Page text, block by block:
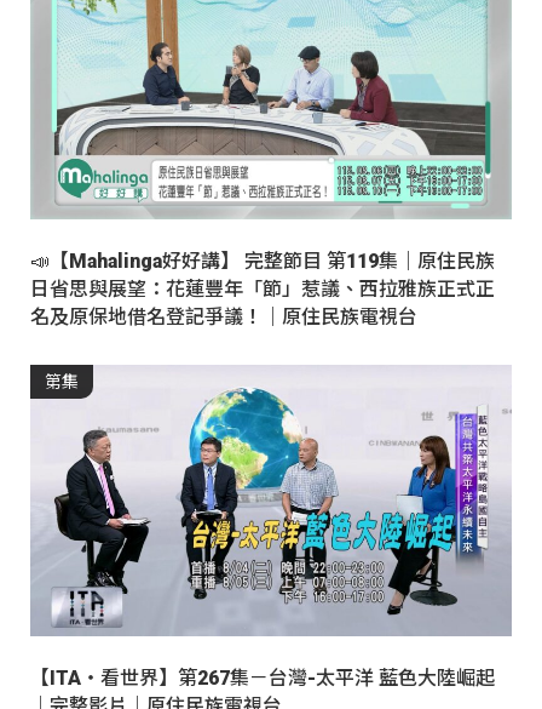
📣【Mahalinga好好講】 完整節目 第119集｜原住民族
日省思與展望：花蓮豐年「節」惹議、西拉雅族正式正
名及原保地借名登記爭議！｜原住民族電視台
第集
【ITA・看世界】第267集－台灣-太平洋 藍色大陸崛起